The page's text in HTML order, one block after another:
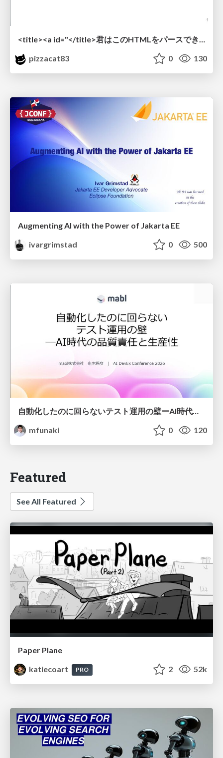
<title><a id="</title>君はこのHTMLをパースできるか"></a></title> #雑LT_study
pizzacat83
0 130
Augmenting AI with the Power of Jakarta EE
ivargrimstad
0 500
自動化したのに回らないテスト運用の壁ーAI時代の品質責任と生産性
mfunaki
0 120
Featured
See All Featured
Paper Plane
katiecoart
PRO 2 52k